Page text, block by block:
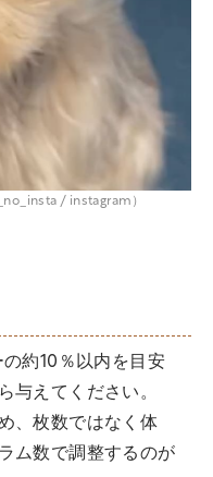
/ instagram）
約10％以内を目安
与えてください。
、枚数ではなく体
ム数で調整するのが